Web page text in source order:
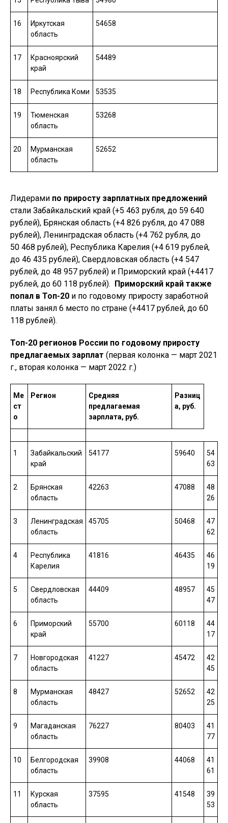
16
Иркутская
область
54658
17
Красноярский
край
54489
18 Республика Коми 53535
19
Тюменская
область
53268
20
Мурманская
область
52652
Лидерами по приросту зарплатных предложений
стали Забайкальский край (+5 463 рубля, до 59 640
рублей), Брянская область (+4 826 рубля, до 47 088
рублей), Ленинградская область (+4 762 рубля, до
50 468 рублей), Республика Карелия (+4 619 рублей,
до 46 435 рублей), Свердловская область (+4 547
рублей, до 48 957 рублей) и Приморский край (+4417
рублей, до 60 118 рублей). Приморский край также
попал в Топ-20 и по годовому приросту заработной
платы занял 6 место по стране (+4417 рублей, до 60
118 рублей).
Топ-20 регионов России по годовому приросту
предлагаемых зарплат (первая колонка — март 2021
г., вторая колонка — март 2022 г.)
Ме
ст
о
Регион
Средняя
предлагаемая
зарплата, руб.
Разниц
а, руб.
1
Забайкальский
край
54177 59640
54
63
2
Брянская
область
42263 47088
48
26
3
Ленинградская
область
45705 50468
47
62
4
Республика
Карелия
41816 46435
46
19
5
Свердловская
область
44409 48957
45
47
6
Приморский
край
55700 60118
44
17
7
Новгородская
область
41227 45472
42
45
8
Мурманская
область
48427 52652
42
25
9
Магаданская
область
76227 80403
41
77
10
Белгородская
область
39908 44068
41
61
11
Курская
область
37595 41548
39
53